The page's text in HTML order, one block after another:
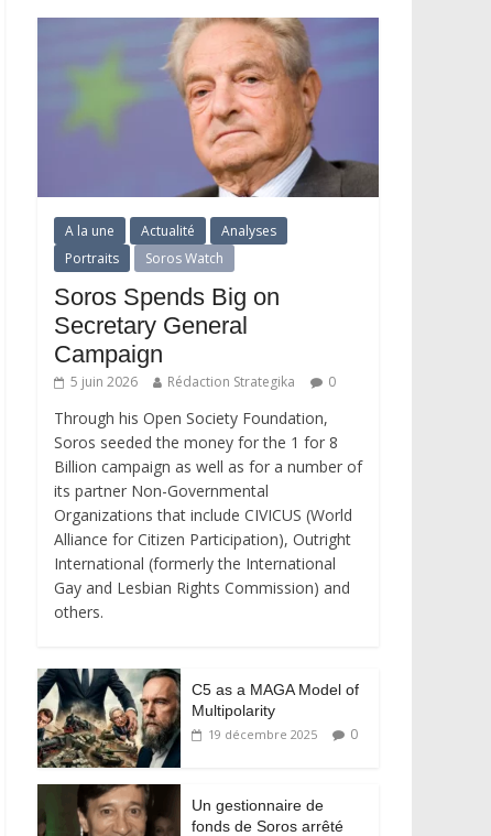
A la une Actualité
Analyses
Portraits
Soros Watch
Soros Spends Big on
Secretary General
Campaign
5 juin 2026 Rédaction Strategika 0
Through his Open Society Foundation,
Soros seeded the money for the 1 for 8
Billion campaign as well as for a number of
its partner Non-Governmental
Organizations that include CIVICUS (World
Alliance for Citizen Participation), Outright
International (formerly the International
Gay and Lesbian Rights Commission) and
others.
C5 as a MAGA Model of
Multipolarity
19 décembre 2025 0
Un gestionnaire de
fonds de Soros arrêté